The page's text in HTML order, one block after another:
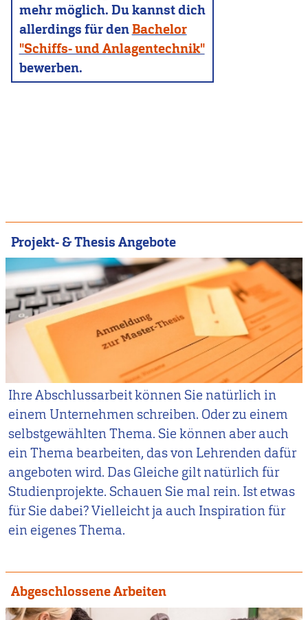
mehr möglich. Du kannst dich
allerdings für denBachelor
"Schiffs- und Anlagentechnik"
bewerben.
Projekt- & Thesis Angebote
Ihre Abschlussarbeit können Sie natürlich in
einem Unternehmen schreiben. Oder zu einem
selbstgewählten Thema. Sie können aber auch
ein Thema bearbeiten, das von Lehrenden dafür
angeboten wird. Das Gleiche gilt natürlich für
Studienprojekte. Schauen Sie mal rein. Ist etwas
für Sie dabei? Vielleicht ja auch Inspiration für
ein eigenes Thema.
Abgeschlossene Arbeiten